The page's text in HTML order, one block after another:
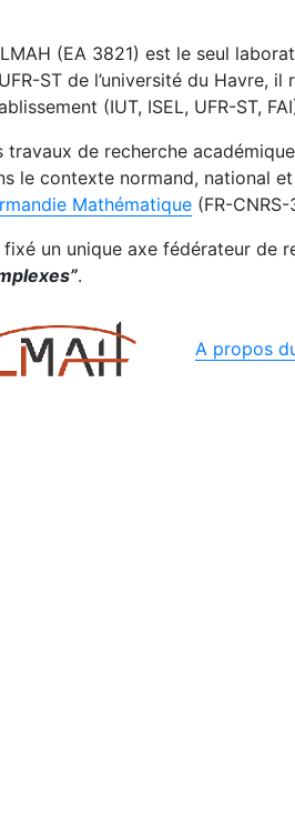
(EA 3821) est le seul
ST de l’université du Havre,
(IUT, ISEL, UFR-ST,
travaux de recherche
le contexte normand, national
Mathématique(FR-CNRS-
fixé un unique axe fédérateur de
.
A propos